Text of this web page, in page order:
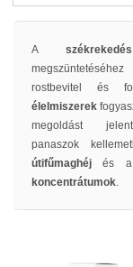
A
rostbevitel és
élelmiszerek
megoldást
panaszok
útifűmaghéjés a
koncentrátumok.